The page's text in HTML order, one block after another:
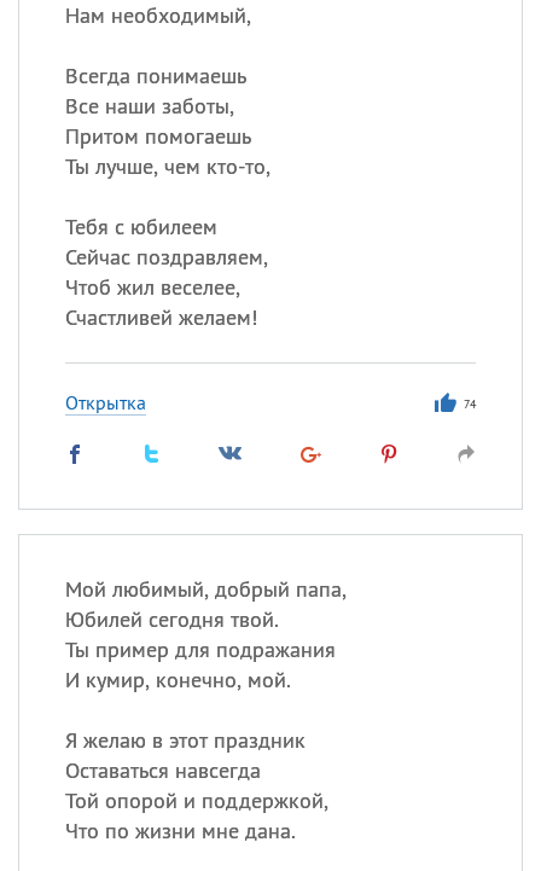
Нам необходимый,
Всегда понимаешь
Все наши заботы,
Притом помогаешь
Ты лучше, чем кто-то,
Тебя с юбилеем
Сейчас поздравляем,
Чтоб жил веселее,
Счастливей желаем!
Открытка 74
Мой любимый, добрый папа,
Юбилей сегодня твой.
Ты пример для подражания
И кумир, конечно, мой.
Я желаю в этот праздник
Оставаться навсегда
Той опорой и поддержкой,
Что по жизни мне дана.
происхождение